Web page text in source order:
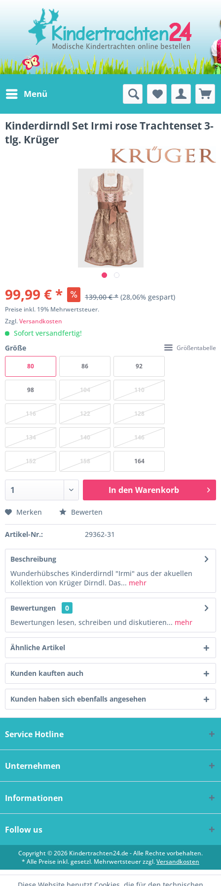
Menü
Kinderdirndl Set Irmi rose Trachtenset 3-
tlg. Krüger
99,99 € * 139,00 € * (28,06% gespart)
Preise inkl. 19% Mehrwertsteuer.
Zzgl.Versandkosten
Sofort versandfertig!
Größe
Größentabelle
80 86 92
98 104 110
116 122 128
134 140 146
152 158 164
In den Warenkorb
Merken Bewerten
Artikel-Nr.: 29362-31
Beschreibung
Wunderhübsches Kinderdirndl "Irmi" aus der akuellen
Kollektion von Krüger Dirndl. Das... mehr
Bewertungen
0
Bewertungen lesen, schreiben und diskutieren... mehr
Ähnliche Artikel
Kunden kauften auch
Kunden haben sich ebenfalls angesehen
Service Hotline
Unternehmen
Informationen
Follow us
Copyright © 2026 Kindertrachten24.de - Alle Rechte vorbehalten.
* Alle Preise inkl. gesetzl. Mehrwertsteuer zzgl.Versandkosten